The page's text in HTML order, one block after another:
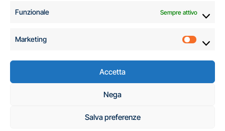
Funzionale Sempre attivo
Marketing
Accetta
Nega
Salva preferenze
C.A.S.I. – Centro
Analisi e Studi Italus